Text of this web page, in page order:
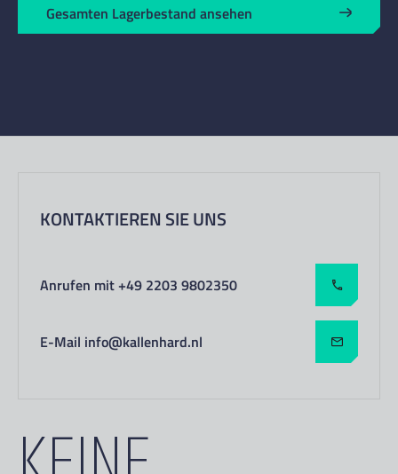
Gesamten Lagerbestand ansehen
KONTAKTIEREN SIE UNS
Anrufen mit +49 2203 9802350
E-Mail info@kallenhard.nl